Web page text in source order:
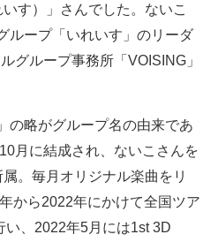
す）」さんでした。ないこ
ループ「いれいす」のリーダ
グループ事務所「VOISING」
略がグループ名の由来であ
月に結成され、ないこさんを
。毎月オリジナル楽曲をリ
から2022年にかけて全国ツア
、2022年5月には1st 3D